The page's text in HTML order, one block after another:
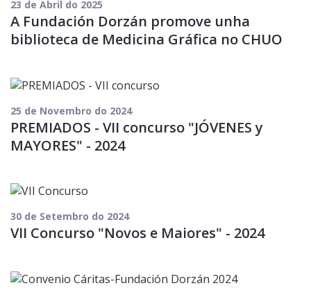
23 de Abril do 2025
A Fundación Dorzán promove unha
biblioteca de Medicina Gráfica no CHUO
25 de Novembro do 2024
PREMIADOS - VII concurso "JÓVENES y
MAYORES" - 2024
30 de Setembro do 2024
VII Concurso "Novos e Maiores" - 2024